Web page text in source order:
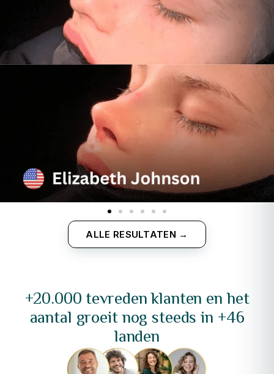
ALLE RESULTATEN →
+20.000 tevreden klanten en het
aantal groeit nog steeds in +46
landen